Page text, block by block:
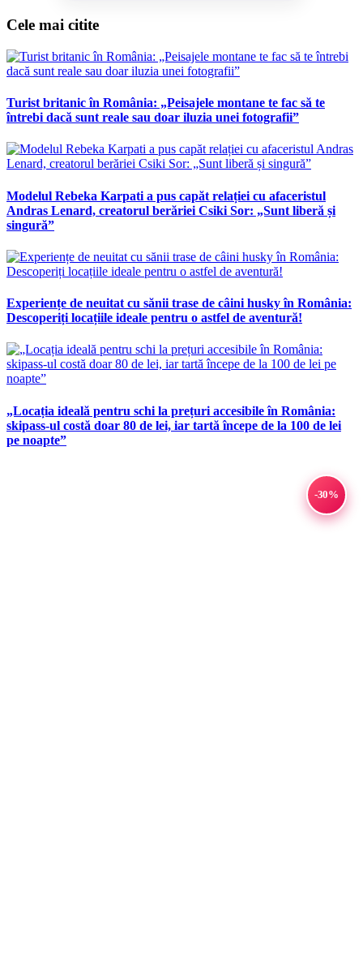
Cele mai citite
Turist britanic în România: „Peisajele montane te fac să te
întrebi dacă sunt reale sau doar iluzia unei fotografii”
Modelul Rebeka Karpati a pus capăt relației cu afaceristul
Andras Lenard, creatorul berăriei Csiki Sor: „Sunt liberă și
singură”
Experiențe de neuitat cu sănii trase de câini husky în România:
Descoperiți locațiile ideale pentru o astfel de aventură!
„Locația ideală pentru schi la prețuri accesibile în România:
skipass-ul costă doar 80 de lei, iar tartă începe de la 100 de lei
pe noapte”
-30%